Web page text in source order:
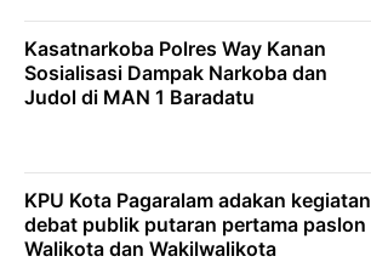
Kasatnarkoba Polres Way Kanan
Sosialisasi Dampak Narkoba dan
Judol di MAN 1 Baradatu
KPU Kota Pagaralam adakan kegiatan
debat publik putaran pertama paslon
Walikota dan Wakilwalikota